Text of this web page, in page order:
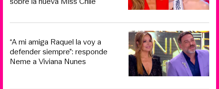
“A mi amiga Raquel la voy a
defender siempre”: responde
Neme a Viviana Nunes